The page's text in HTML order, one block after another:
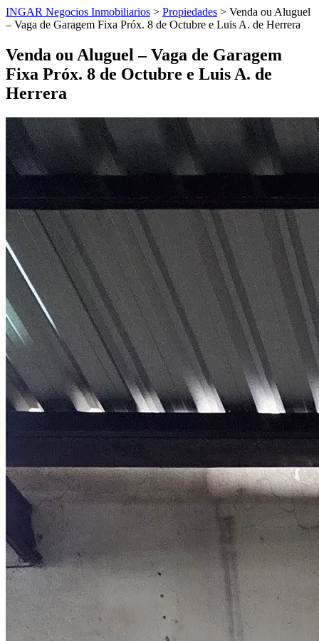
INGAR Negocios Inmobiliarios > Propiedades > Venda ou Aluguel
– Vaga de Garagem Fixa Próx. 8 de Octubre e Luis A. de Herrera
Venda ou Aluguel – Vaga de Garagem
Fixa Próx. 8 de Octubre e Luis A. de
Herrera